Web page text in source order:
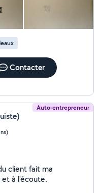
Contacter
Auto-entrepreneur
et à l'écoute.